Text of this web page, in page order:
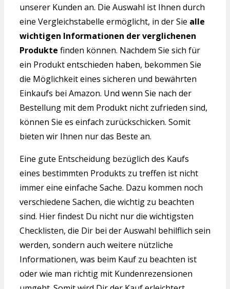
unserer Kunden an. Die Auswahl ist Ihnen durch
eine Vergleichstabelle ermöglicht, in der Sie alle
wichtigen Informationen der verglichenen
Produkte finden können. Nachdem Sie sich für
ein Produkt entschieden haben, bekommen Sie
die Möglichkeit eines sicheren und bewährten
Einkaufs bei Amazon. Und wenn Sie nach der
Bestellung mit dem Produkt nicht zufrieden sind,
können Sie es einfach zurückschicken. Somit
bieten wir Ihnen nur das Beste an.
Eine gute Entscheidung bezüglich des Kaufs
eines bestimmten Produkts zu treffen ist nicht
immer eine einfache Sache. Dazu kommen noch
verschiedene Sachen, die wichtig zu beachten
sind. Hier findest Du nicht nur die wichtigsten
Checklisten, die Dir bei der Auswahl behilflich sein
werden, sondern auch weitere nützliche
Informationen, was beim Kauf zu beachten ist
oder wie man richtig mit Kundenrezensionen